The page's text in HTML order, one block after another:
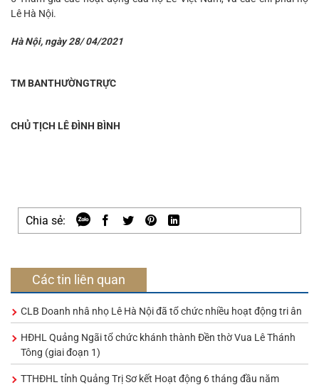
Lê Hà Nội.
Hà Nội, ngày 28/ 04/2021
TM BANTHƯỜNGTRỰC
CHỦ TỊCH LÊ ĐÌNH BÌNH
Chia sẻ:
Các tin liên quan
CLB Doanh nhâ nhọ Lê Hà Nội đã tổ chức nhiều hoạt động tri ân
HĐHL Quảng Ngãi tổ chức khánh thành Đền thờ Vua Lê Thánh
Tông (giai đoạn 1)
TTHĐHL tỉnh Quảng Trị Sơ kết Hoạt động 6 tháng đầu năm